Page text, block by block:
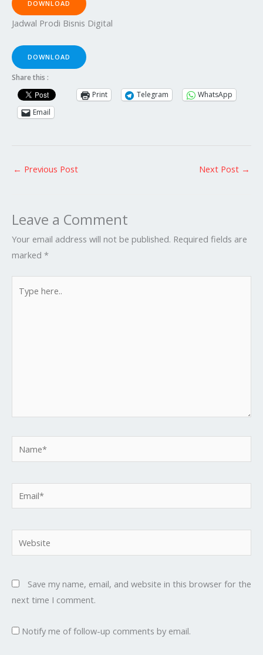
DOWNLOAD
Jadwal Prodi Bisnis Digital
DOWNLOAD
Share this :
Print
Telegram
WhatsApp
Email
← Previous Post Next Post →
Leave a Comment
Your email address will not be published. Required fields are
marked *
here..
Save my name, email, and website in this browser for the
next time I comment.
Notify me of follow-up comments by email.